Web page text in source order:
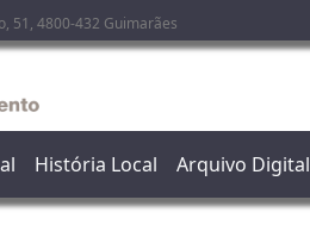
51, 4800-432 Guimarães
História Local Arquivo Digital